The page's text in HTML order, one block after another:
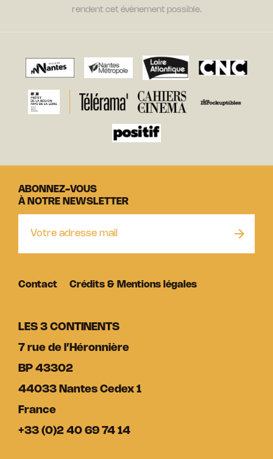
rendent cet évènement possible.
LES 3 CONTINENTS
7 rue de l’Héronnière
BP 43302
44033 Nantes Cedex 1
France
+33 (0)2 40 69 74 14
ABONNEZ-VOUS
À NOTRE NEWSLETTER
Contact Crédits & Mentions légales